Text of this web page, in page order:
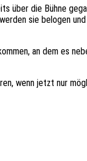
über die Bühne
sie belo­gen
an dem es
wenn jetzt nur